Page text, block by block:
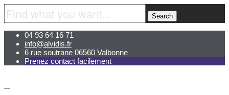
04 93 64 16 71
info@alvidis.fr
6 rue soutrane 06560 Valbonne
Prenez contact facilement